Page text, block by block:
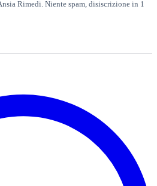
Rimedi. Niente spam, disiscrizione in 1